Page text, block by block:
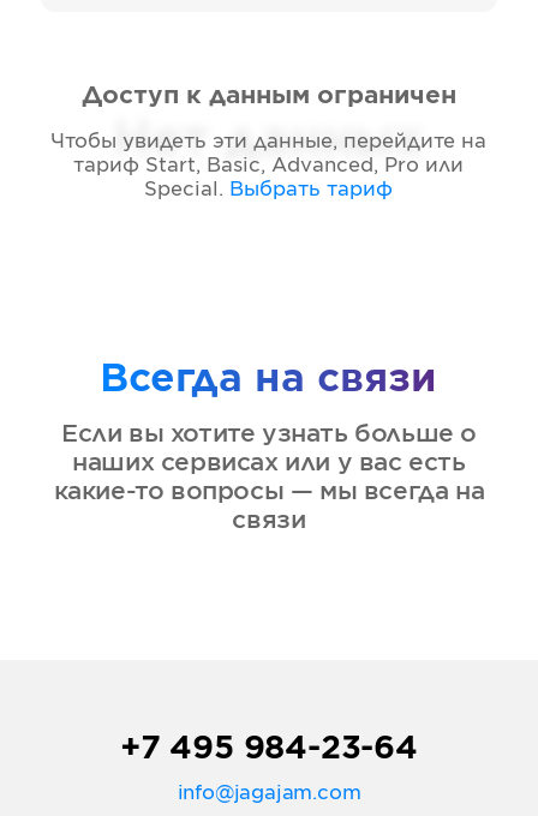
Нет данных
Доступ к данным ограничен
Чтобы увидеть эти данные, перейдите на
тариф Start, Basic, Advanced, Pro или
Special . Выбрать тариф
Всегда на связи
Если вы хотите узнать больше о
наших сервисах или у вас есть
какие-то вопросы — мы всегда на
связи
+7 495 984-23-64
info@jagajam.com